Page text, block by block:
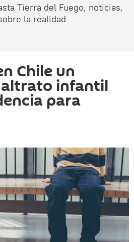
Tierra del Fuego, noticias,
la realidad
Chile un
infantil
para